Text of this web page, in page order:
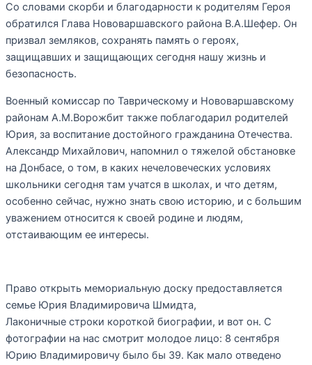
Со словами скорби и благодарности к родителям Героя
обратился Глава Нововаршавского района В.А.Шефер. Он
призвал земляков, сохранять память о героях,
защищавших и защищающих сегодня нашу жизнь и
безопасность.
Военный комиссар по Таврическому и Нововаршавскому
районам А.М.Ворожбит также поблагодарил родителей
Юрия, за воспитание достойного гражданина Отечества.
Александр Михайлович, напомнил о тяжелой обстановке
на Донбасе, о том, в каких нечеловеческих условиях
школьники сегодня там учатся в школах, и что детям,
особенно сейчас, нужно знать свою историю, и с большим
уважением относится к своей родине и людям,
отстаивающим ее интересы.
Право открыть мемориальную доску предоставляется
семье Юрия Владимировича Шмидта,
Лаконичные строки короткой биографии, и вот он. С
фотографии на нас смотрит молодое лицо: 8 сентября
Юрию Владимировичу было бы 39. Как мало отведено